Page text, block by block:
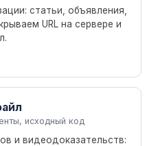
статьи, объявления,
URL на сервере и
исходный код
и видеодоказательств: